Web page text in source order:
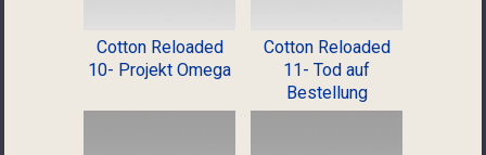
Cotton Reloaded
10- Projekt Omega
Cotton Reloaded
11- Tod auf
Bestellung